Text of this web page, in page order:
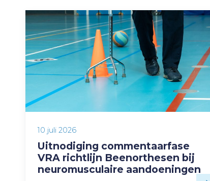
10 juli 2026
Uitnodiging commentaarfase
VRA richtlijn Beenorthesen bij
neuromusculaire aandoeningen